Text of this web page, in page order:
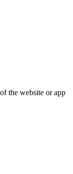
the website or app